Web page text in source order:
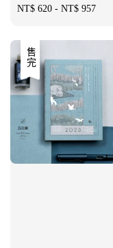
Regular
NT$ 620 - NT$ 957
售完